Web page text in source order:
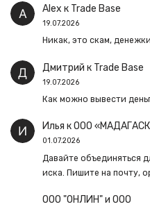
Alex к Trade Base
19.07.2026
Никак, это скам,
Дмитрий к Trade Base
19.07.2026
Как можно вывести
Илья кООО
01.07.2026
Давайте объединяться
иска. Пишите на почту,
ООО "ОНЛИН" и ООО